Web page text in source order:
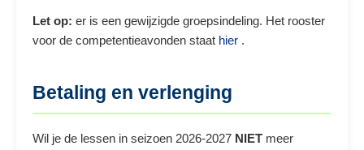
Let op: er is een gewijzigde groepsindeling. Het rooster
voor de competentieavonden staat hier .
Betaling en verlenging
Wil je de lessen in seizoen 2026-2027 NIET meer